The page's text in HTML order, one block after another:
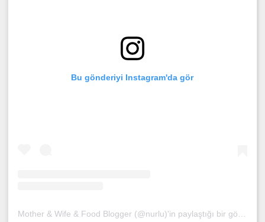
Bu gönderiyi Instagram'da gör
Mother & Wife & Food Blogger (@nurlu)'in paylaştığı bir gönderi